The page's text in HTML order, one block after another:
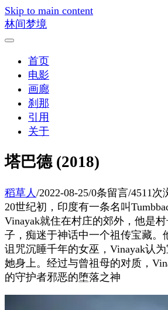
Skip to main content
林间梦境
首页
电影
画廊
刹那
引用
关于
塔巴德 (2018)
稻草人 /2022-08-25/0条留言/4511次
20世纪初，印度有一条名叫
Vinayak就住在村庄的郊外，他是
子，痴迷于神话中一个祖传宝藏。
诅咒沉睡千年的女巫，Vinayak认
她身上。经过与曾祖母的对质，
的守护者邪恶的堕落之神